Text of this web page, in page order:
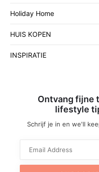
Holiday Home
HUIS KOPEN
INSPIRATIE
Ontvang fijne
lifestyle
Schrijf je in en we'll